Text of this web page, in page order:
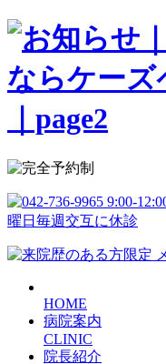
HOME
病院案内
CLINIC
院長紹介